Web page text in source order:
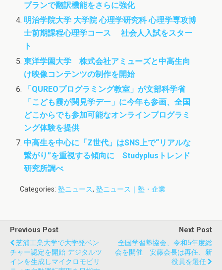
プランで翻訳機能をさらに強化
明治学院大学 大学院 心理学研究科 心理学専攻博
士前期課程心理学コース 社会人入試をスター
ト
東洋学園大学 株式会社アミューズと中高生向
け映像コンテンツの制作を開始
「QUREOプログラミング教室」が文部科学省
「こども霞が関見学デー」に今年も参画、全国
どこからでも参加可能なオンラインプログラミ
ング体験を提供
中高生を中心に「Z世代」はSNS上で“リアルな
繋がり”を重視する傾向に Studyplusトレンド
研究所調べ
Categories: 塾ニュース, 塾ニュース｜塾・企業
Previous Post
芝浦工業大学で大学発ベン
チャー認定を開始 デジタルツ
インを生成しマイクロモビリ
Next Post
全国学習塾協会、令和5年度総
会を開催 安藤会長は再任、新
役員を選任